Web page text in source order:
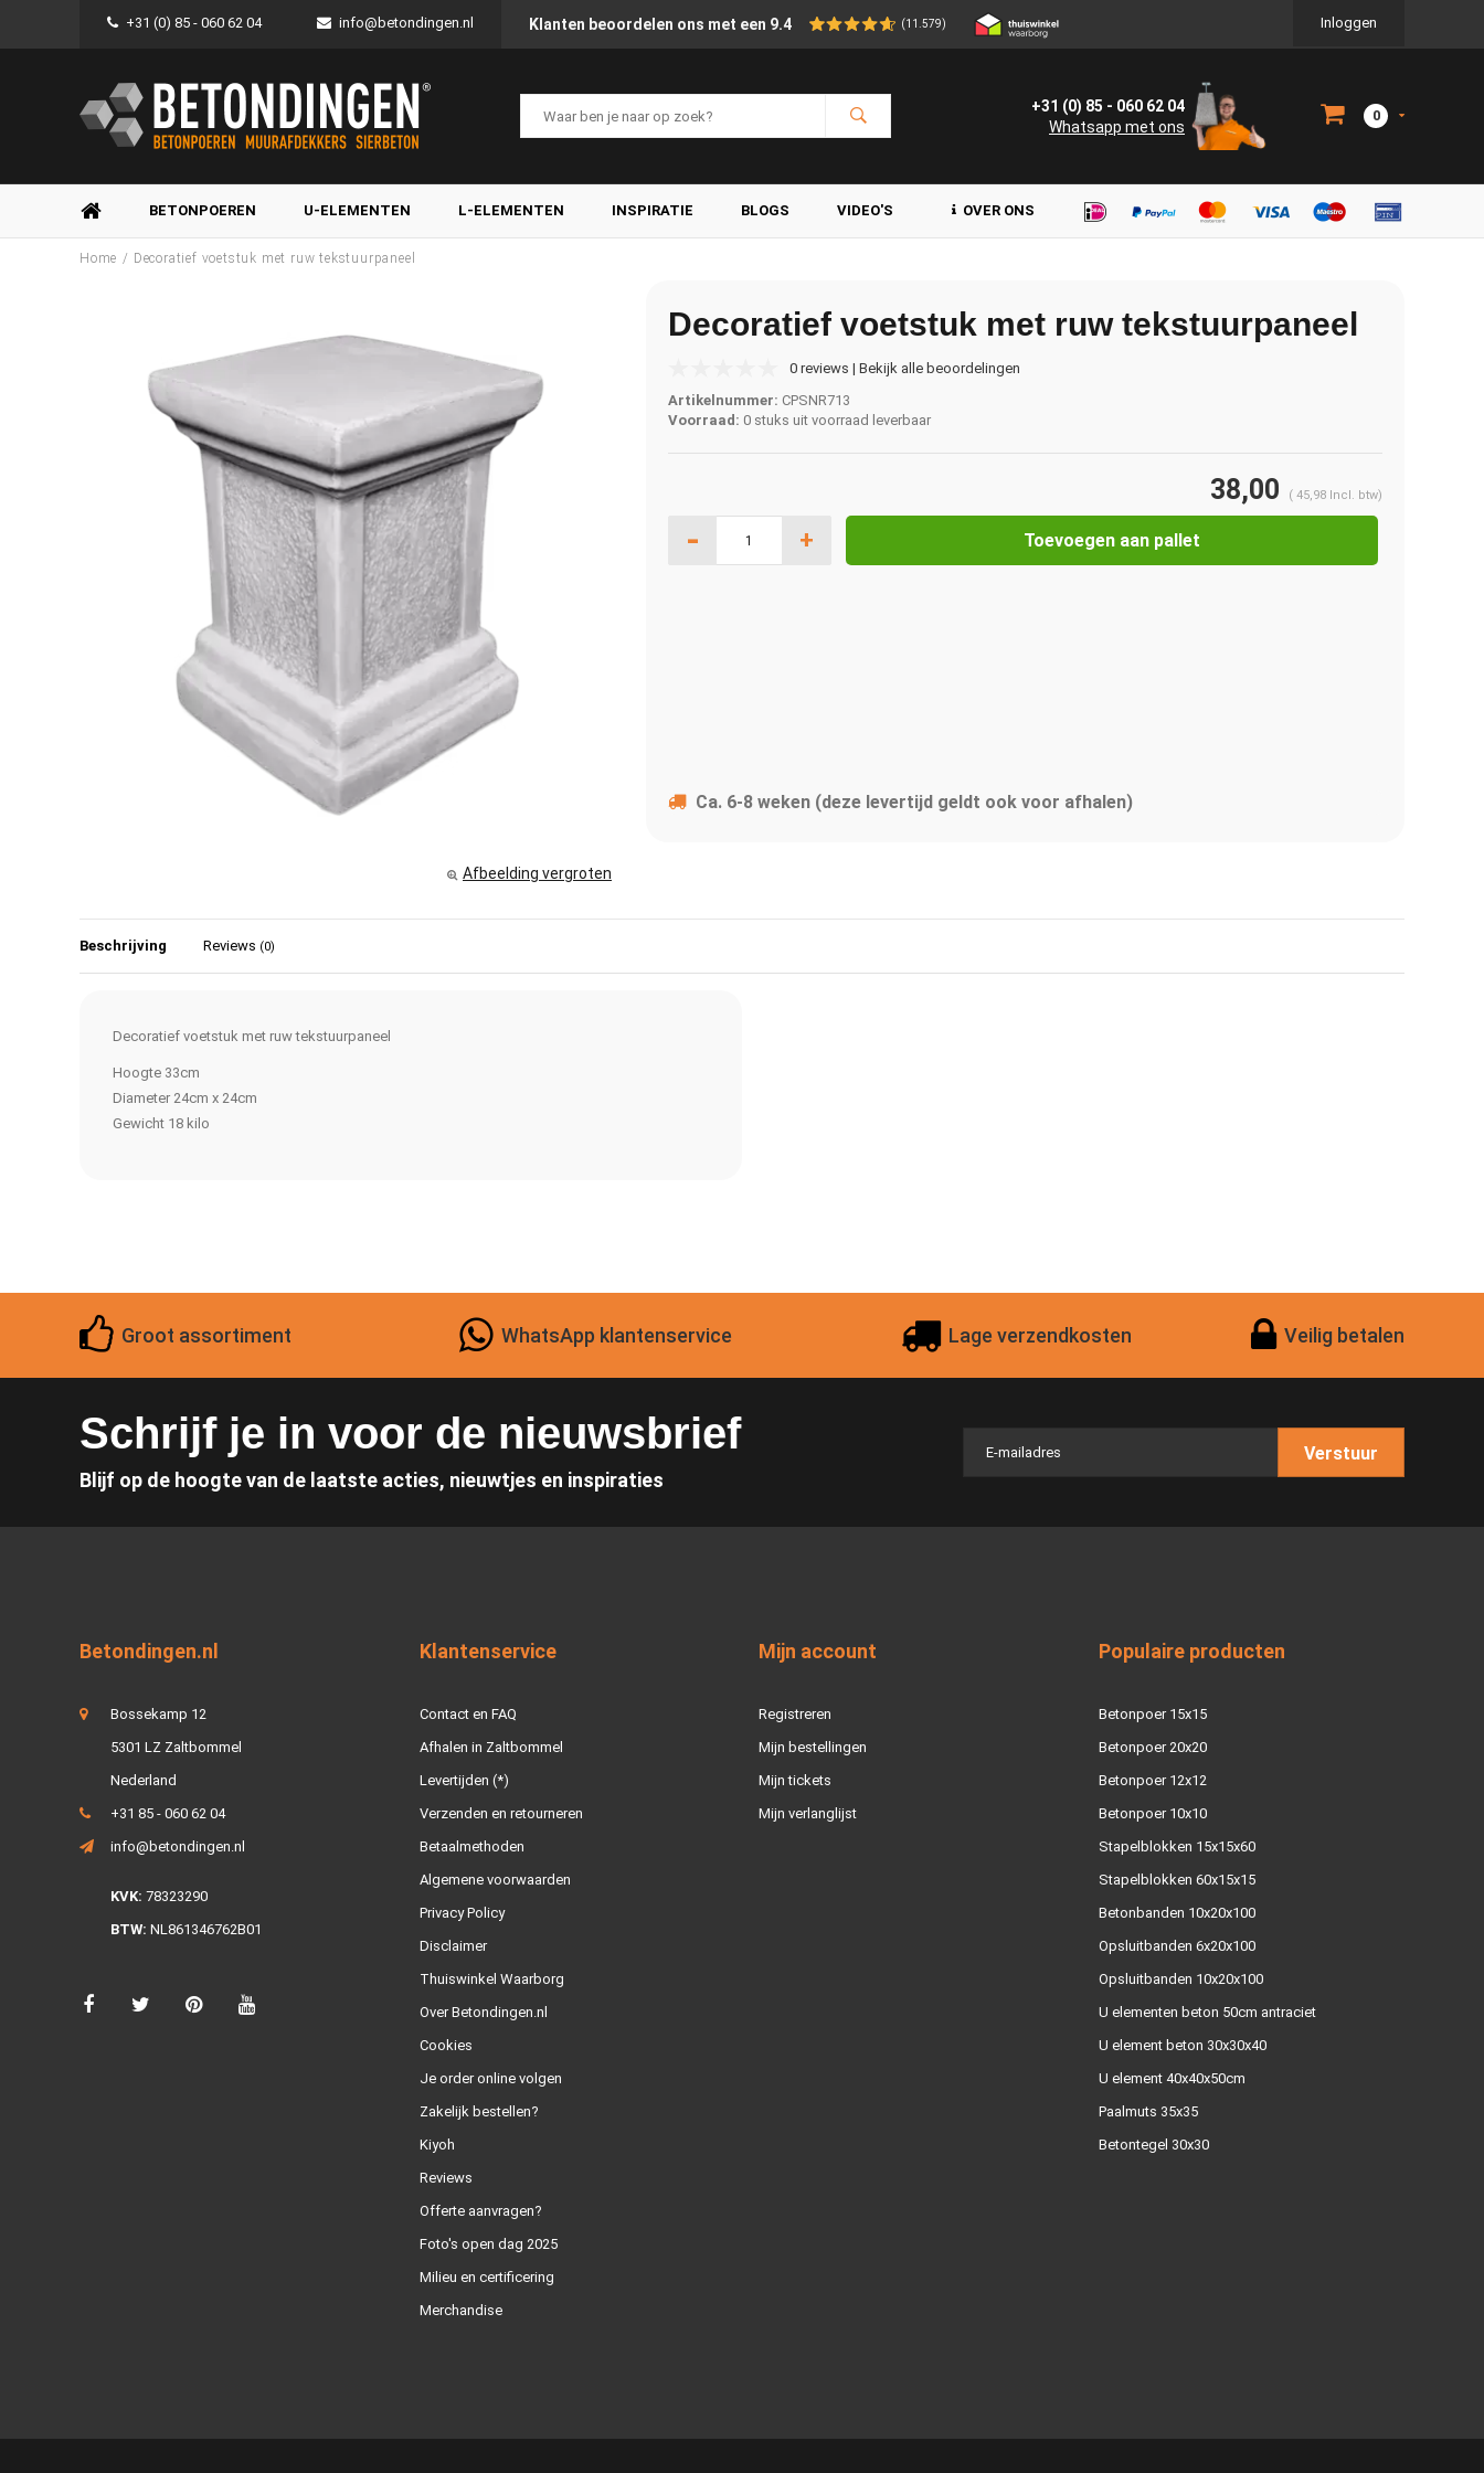
+31 (0) 85 - 060 62 04 info@betondingen.nl Klanten beoordelen ons met een 9.4 (11.579) Inloggen
+31 (0) 85 - 060 62 04
Whatsapp met ons
0
BETONPOEREN U-ELEMENTEN L-ELEMENTEN INSPIRATIE BLOGS VIDEO'S OVER ONS
Home / Decoratief voetstuk met ruw tekstuurpaneel
Afbeelding vergroten
Decoratief voetstuk met ruw tekstuurpaneel
0 reviews | Bekijk alle beoordelingen
Artikelnummer: CPSNR713
Voorraad: 0 stuks uit voorraad leverbaar
38,00 ( 45,98 Incl. btw)
- + Toevoegen aan pallet
Ca. 6-8 weken (deze levertijd geldt ook voor afhalen)
Beschrijving Reviews (0)
Decoratief voetstuk met ruw tekstuurpaneel
Hoogte 33cm
Diameter 24cm x 24cm
Gewicht 18 kilo
Groot assortiment WhatsApp klantenservice Lage verzendkosten Veilig betalen
Schrijf je in voor de nieuwsbrief
Blijf op de hoogte van de laatste acties, nieuwtjes en inspiraties
Verstuur
Betondingen.nl
Bossekamp 12
5301 LZ Zaltbommel
Nederland
+31 85 - 060 62 04
info@betondingen.nl
KVK: 78323290
BTW: NL861346762B01
Klantenservice
Contact en FAQ
Afhalen in Zaltbommel
Levertijden (*)
Verzenden en retourneren
Betaalmethoden
Algemene voorwaarden
Privacy Policy
Disclaimer
Thuiswinkel Waarborg
Over Betondingen.nl
Cookies
Je order online volgen
Zakelijk bestellen?
Kiyoh
Reviews
Offerte aanvragen?
Foto's open dag 2025
Milieu en certificering
Merchandise
Mijn account
Registreren
Mijn bestellingen
Mijn tickets
Mijn verlanglijst
Populaire producten
Betonpoer 15x15
Betonpoer 20x20
Betonpoer 12x12
Betonpoer 10x10
Stapelblokken 15x15x60
Stapelblokken 60x15x15
Betonbanden 10x20x100
Opsluitbanden 6x20x100
Opsluitbanden 10x20x100
U elementen beton 50cm antraciet
U element beton 30x30x40
U element 40x40x50cm
Paalmuts 35x35
Betontegel 30x30